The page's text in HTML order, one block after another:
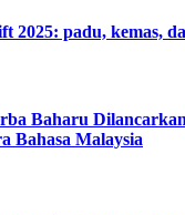
2025: padu, kemas,
Baharu
Bahasa Malaysia